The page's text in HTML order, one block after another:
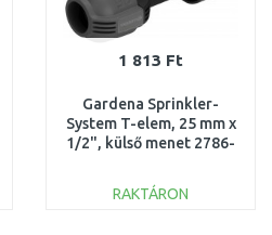
1 813 Ft
Gardena Sprinkler-
System T-elem, 25 mm x
1/2", külső menet 2786-
RAKTÁRON